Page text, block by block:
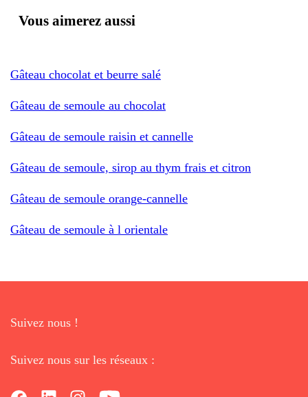
Vous aimerez aussi
Gâteau chocolat et beurre salé
Gâteau de semoule au chocolat
Gâteau de semoule raisin et cannelle
Gâteau de semoule, sirop au thym frais et citron
Gâteau de semoule orange-cannelle
Gâteau de semoule à l orientale
Suivez nous !
Suivez nous sur les réseaux :